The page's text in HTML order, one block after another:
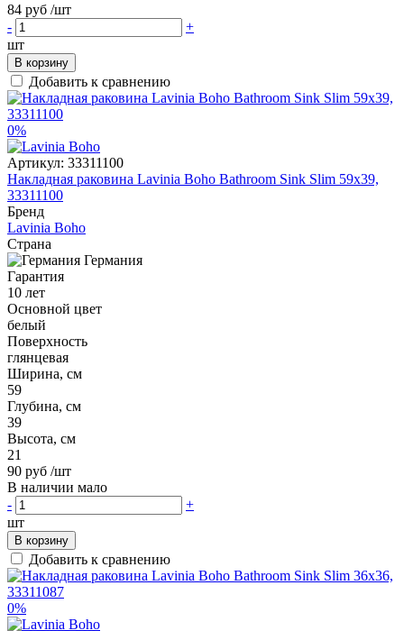
84 руб /шт
-
+
шт
В корзину
Добавить к сравнению
0%
Артикул: 33311100
Накладная раковина Lavinia Boho Bathroom Sink Slim 59x39,
33311100
Бренд
Lavinia Boho
Страна
Германия
Гарантия
10 лет
Основной цвет
белый
Поверхность
глянцевая
Ширина, см
59
Глубина, см
39
Высота, см
21
90 руб /шт
В наличии мало
-
+
шт
В корзину
Добавить к сравнению
0%